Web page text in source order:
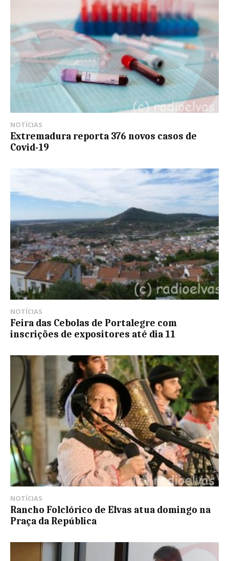
NOTÍCIAS
Extremadura reporta 376 novos casos de
Covid-19
NOTÍCIAS
Feira das Cebolas de Portalegre com
inscrições de expositores até dia 11
NOTÍCIAS
Rancho Folclórico de Elvas atua domingo na
Praça da República